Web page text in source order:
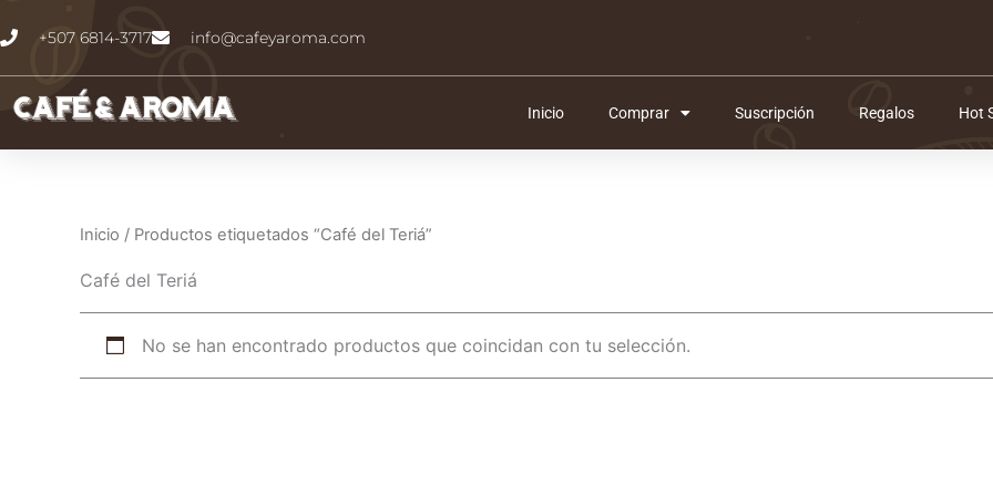
al
contenido
+507 6814-3717 info@cafeyaroma.com
Inicio Comprar Suscripción Regalos Hot
Inicio / Productos etiquetados “Café del Teriá”
Café del Teriá
No se han encontrado productos que coincidan con tu selección.